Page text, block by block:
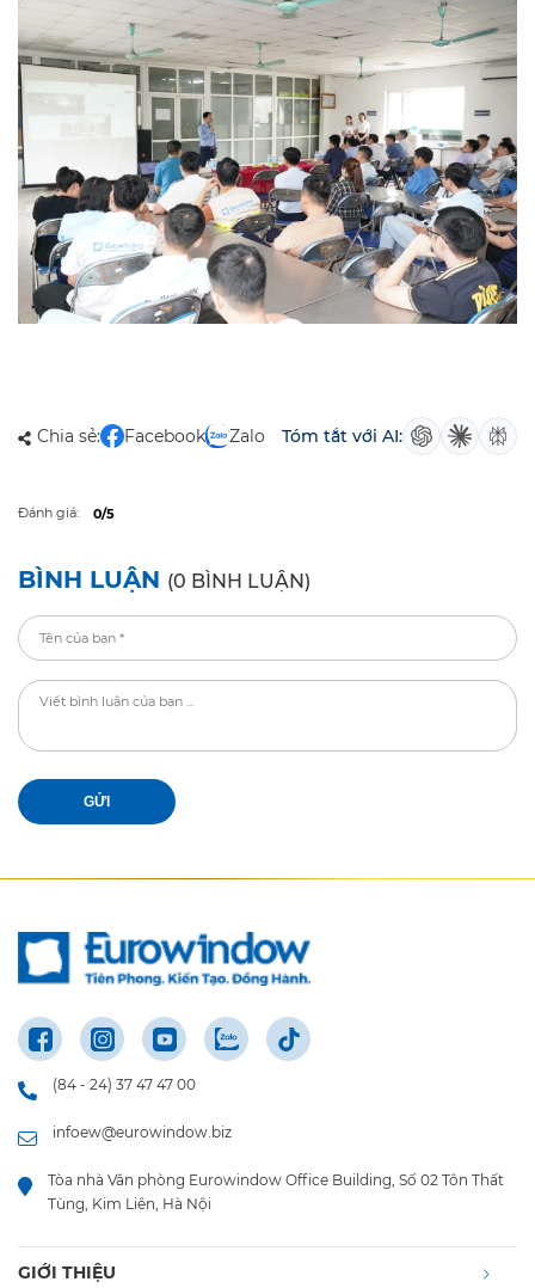
Chia sẻ: Facebook Zalo Tóm tắt với AI:
Đánh giá: 0/5
BÌNH LUẬN (0 BÌNH LUẬN)
GỬI
(84 - 24) 37 47 47 00
infoew@eurowindow.biz
Tòa nhà Văn phòng Eurowindow Office Building, Số 02 Tôn Thất
Tùng, Kim Liên, Hà Nội
GIỚI THIỆU